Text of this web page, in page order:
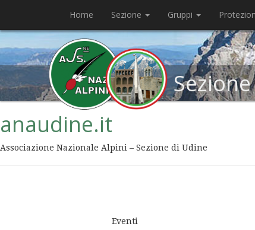
Home Sezione Gruppi
anaudine.it
Associazione Nazionale Alpini – Sezione di Udine
Eventi